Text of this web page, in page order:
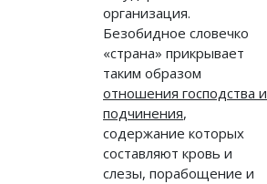
организация.
Безобидное словечко
«страна» прикрывает
таким образом
отношения господства и
подчинения,
содержание которых
составляют кровь и
слезы, порабощение и